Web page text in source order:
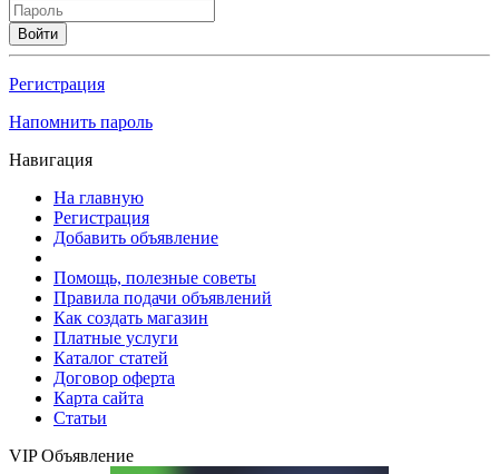
Войти
Регистрация
Напомнить пароль
Навигация
На главную
Регистрация
Добавить объявление
Помощь, полезные советы
Правила подачи объявлений
Как создать магазин
Платные услуги
Каталог статей
Договор оферта
Карта сайта
Статьи
VIP Объявление